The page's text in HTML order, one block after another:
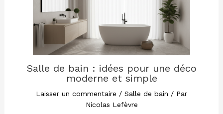
Salle de bain : idées pour une déco
moderne et simple
Laisser un commentaire / Salle de bain / Par
Nicolas Lefèvre